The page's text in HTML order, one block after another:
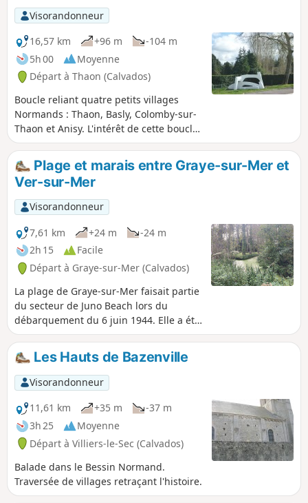
Visorandonneur
16,57 km
+96 m
-104 m
5h 00
Moyenne
Départ à Thaon (Calvados)
Boucle reliant quatre petits villages
Normands : Thaon, Basly, Colomby-sur-
Thaon et Anisy. L'intérêt de cette boucle
réside principalement dans le fait de
voir les sculptures de Serge Saint
installées dans ces lieux. Certaines
parties en plaine peuvent paraitre
longues.
Plage et marais entre Graye-sur-Mer et
Ver-sur-Mer
Visorandonneur
7,61 km
+24 m
-24 m
2h 15
Facile
Départ à Graye-sur-Mer (Calvados)
La plage de Graye-sur-Mer faisait partie
du secteur de Juno Beach lors du
débarquement du 6 juin 1944. Elle a été
libérée par les troupes canadiennes. Le
retour de Ver à Graye se fait en partie
dans les marais abrités derrière un
mince cordon dunaire.
Les Hauts de Bazenville
Visorandonneur
11,61 km
+35 m
-37 m
3h 25
Moyenne
Départ à Villiers-le-Sec (Calvados)
Balade dans le Bessin Normand.
Traversée de villages retraçant l'histoire.